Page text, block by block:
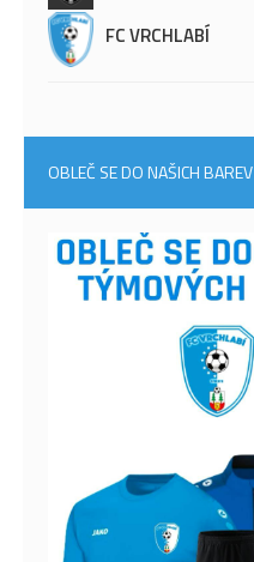
FC VRCHLABÍ
OBLEČ SE DO NAŠICH BAREV